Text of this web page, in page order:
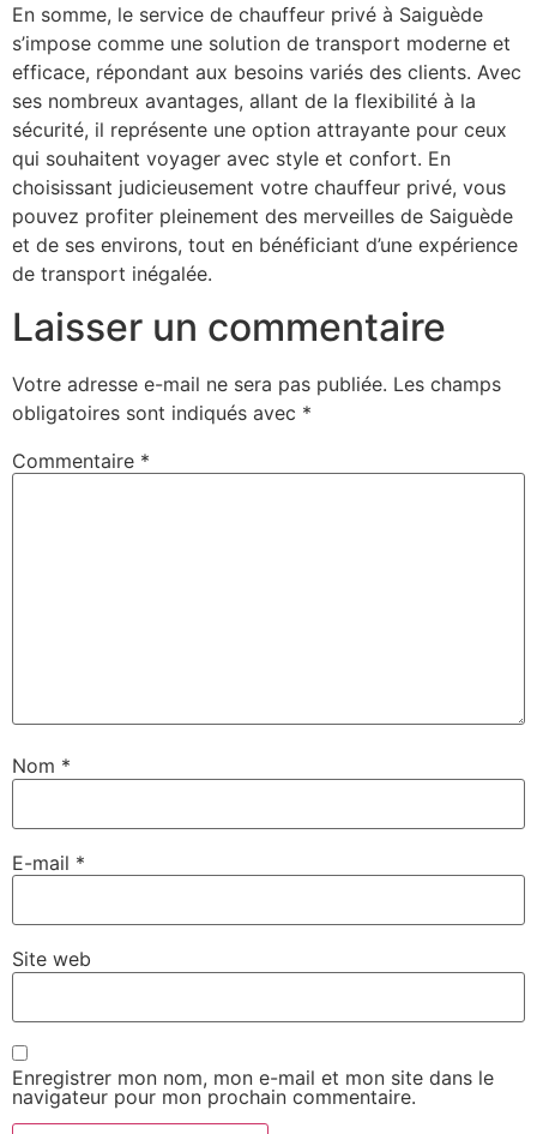
En somme, le service de chauffeur privé à Saiguède
s’impose comme une solution de transport moderne et
efficace, répondant aux besoins variés des clients. Avec
ses nombreux avantages, allant de la flexibilité à la
sécurité, il représente une option attrayante pour ceux
qui souhaitent voyager avec style et confort. En
choisissant judicieusement votre chauffeur privé, vous
pouvez profiter pleinement des merveilles de Saiguède
et de ses environs, tout en bénéficiant d’une expérience
de transport inégalée.
Laisser un commentaire
Votre adresse e-mail ne sera pas publiée. Les champs
obligatoires sont indiqués avec *
Commentaire *
Nom *
E-mail *
Site web
Enregistrer mon nom, mon e-mail et mon site dans le
navigateur pour mon prochain commentaire.